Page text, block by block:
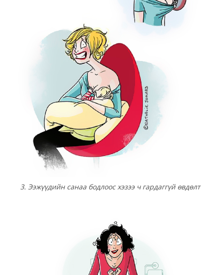
3. Ээжүүдийн санаа бодлоос хэзээ ч гардаггүй өвдөлт